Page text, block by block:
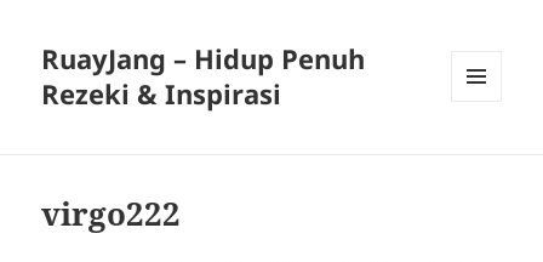
RuayJang – Hidup Penuh
Rezeki & Inspirasi
virgo222